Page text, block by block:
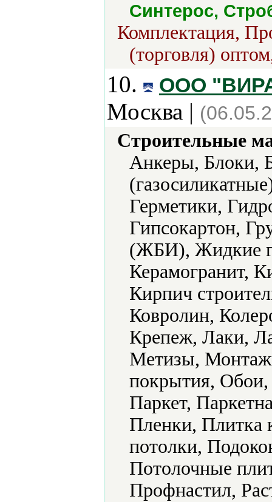
Синтерос,
Комплектация,
(торговля)
10. ООО
Москва |
Строительные
Анкеры, Блоки,
Герметики,
Гипсокартон,
(ЖБИ), Жидкие
Керамогранит,
Кирпич
Ковролин,
Крепеж, Лаки,
Метизы,
покрытия,
Паркет,
Пленки, Плитка
потолки,
Потолочные
Профнастил,